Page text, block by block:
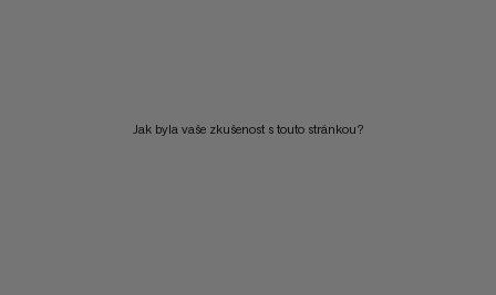
Jak byla vaše zkušenost s touto stránkou?